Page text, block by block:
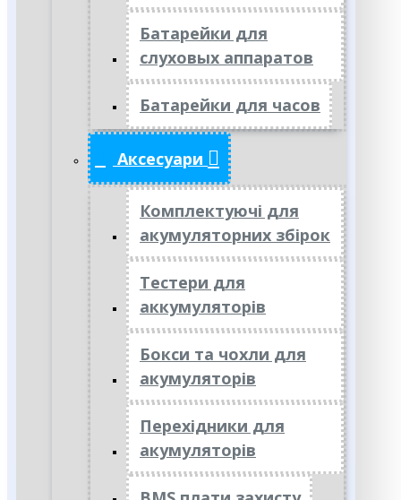
Батарейки для
слуховых аппаратов
Батарейки для часов
Аксесуари
Комплектуючі для
акумуляторних збірок
Тестери для
аккумуляторів
Бокси та чохли для
акумуляторів
Перехідники для
акумуляторів